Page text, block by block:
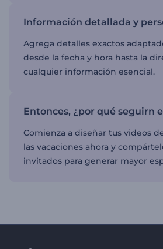
Información detallada y
Agrega detalles exactos
desde la fecha y hora hasta la
cualquier información esencial.
Entonces, ¿por qué seguirn
Comienza a diseñar tus videos
las vacaciones ahora y
invitados para generar mayor